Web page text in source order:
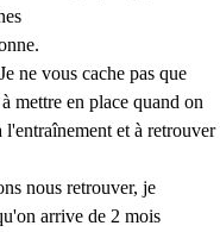
ne vous cache pas que
mettre en place quand on
et à retrouver
nous retrouver, je
arrive de 2 mois